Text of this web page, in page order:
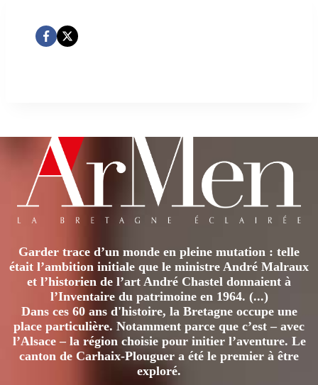
Garder trace d’un monde en pleine mutation : telle
était l’ambition initiale que le ministre André Malraux
et l’historien de l’art André Chastel donnaient à
l’Inventaire du patrimoine en 1964. (...)
Dans ces 60 ans d'histoire, la Bretagne occupe une
place particulière. Notamment parce que c’est – avec
l’Alsace – la région choisie pour initier l’aventure. Le
canton de Carhaix-Plouguer a été le premier à être
exploré.